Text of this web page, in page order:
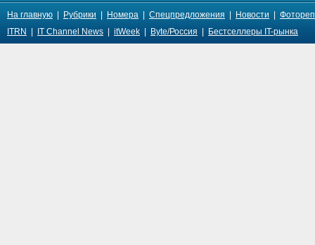
На главную Рубрики Номера Спецпредложения Новости
ITRN
IT Channel News itWeek Byte/Россия Бестселлеры IT-рынка